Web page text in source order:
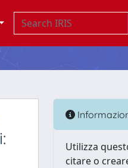
Utilizza
citare o